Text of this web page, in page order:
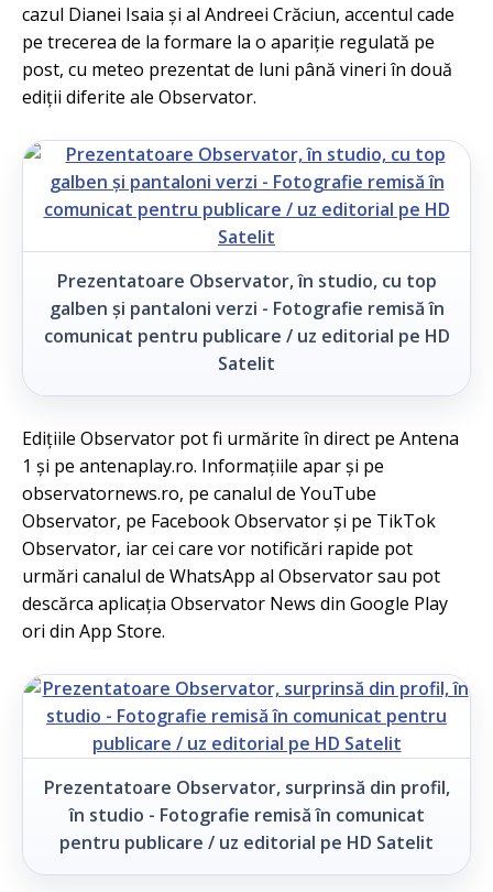
cazul Dianei Isaia și al Andreei Crăciun, accentul cade
pe trecerea de la formare la o apariție regulată pe
post, cu meteo prezentat de luni până vineri în două
ediții diferite ale Observator.
Prezentatoare Observator, în studio, cu top
galben și pantaloni verzi - Fotografie remisă în
comunicat pentru publicare / uz editorial pe HD
Satelit
Edițiile Observator pot fi urmărite în direct pe Antena
1 și pe antenaplay.ro. Informațiile apar și pe
observatornews.ro, pe canalul de YouTube
Observator, pe Facebook Observator și pe TikTok
Observator, iar cei care vor notificări rapide pot
urmări canalul de WhatsApp al Observator sau pot
descărca aplicația Observator News din Google Play
ori din App Store.
Prezentatoare Observator, surprinsă din profil,
în studio - Fotografie remisă în comunicat
pentru publicare / uz editorial pe HD Satelit